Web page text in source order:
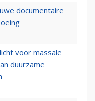
documentaire
voor massale
duurzame